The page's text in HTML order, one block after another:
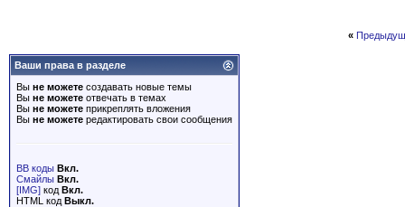
«
Ваши права в разделе
Вы не можете создавать новые темы
Вы не можете отвечать в темах
Вы не можете прикреплять вложения
Вы не можете редактировать свои сообщения
BB коды Вкл.
Смайлы Вкл.
[IMG] код Вкл.
HTML код Выкл.